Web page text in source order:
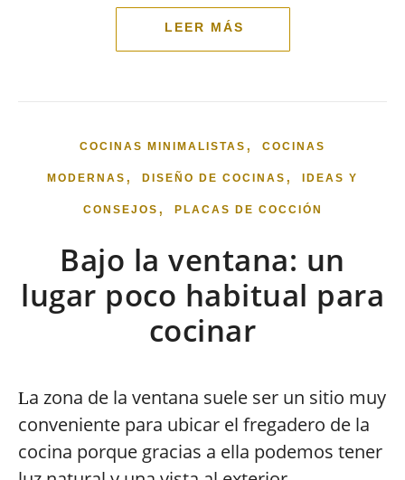
COCINAS MINIMALISTAS , COCINAS
MODERNAS , DISEÑO DE COCINAS , IDEAS Y
CONSEJOS , PLACAS DE COCCIÓN
Bajo la ventana: un
lugar poco habitual para
cocinar
La zona de la ventana suele ser un sitio muy
conveniente para ubicar el fregadero de la
cocina porque gracias a ella podemos tener